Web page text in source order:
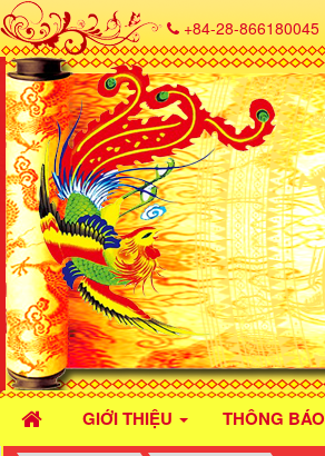
GIỚI THIỆU THÔNG BÁO
+84-28-866180045